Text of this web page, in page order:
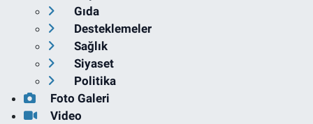
Gıda
Desteklemeler
Sağlık
Siyaset
Politika
Foto Galeri
Video